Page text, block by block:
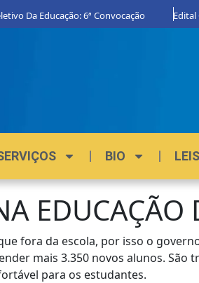
6ª Convocação Edital Orgulho
BIO LEIS
EDUCAÇÃO
fora da escola, por isso o
mais 3.350 novos alunos. São
para os estudantes.